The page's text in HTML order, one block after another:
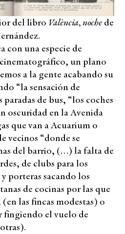
del libro València, noche de
con una especie de
un plano
a la gente acabando su
“la sensación de
de bus, “los coches
oscuridad en la Avenida
que van a Acuarium o
vecinos “donde se
del barrio, (…) la falta de
de clubs para los
porteras sacando los
de cocinas por las que
las fincas modestas) o
el vuelo de